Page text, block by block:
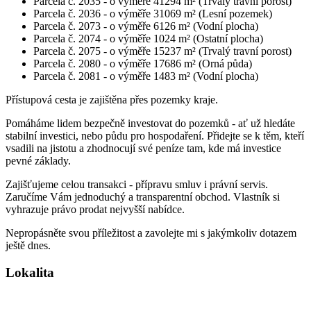
Parcela č. 2036 - o výměře 31069 m² (Lesní pozemek)
Parcela č. 2073 - o výměře 6126 m² (Vodní plocha)
Parcela č. 2074 - o výměře 1024 m² (Ostatní plocha)
Parcela č. 2075 - o výměře 15237 m² (Trvalý travní porost)
Parcela č. 2080 - o výměře 17686 m² (Orná půda)
Parcela č. 2081 - o výměře 1483 m² (Vodní plocha)
Přístupová cesta je zajištěna přes pozemky kraje.
Pomáháme lidem bezpečně investovat do pozemků - ať už hledáte
stabilní investici, nebo půdu pro hospodaření. Přidejte se k těm, kteří
vsadili na jistotu a zhodnocují své peníze tam, kde má investice
pevné základy.
Zajišťujeme celou transakci - přípravu smluv i právní servis.
Zaručíme Vám jednoduchý a transparentní obchod. Vlastník si
vyhrazuje právo prodat nejvyšší nabídce.
Nepropásněte svou příležitost a zavolejte mi s jakýmkoliv dotazem
ještě dnes.
Lokalita